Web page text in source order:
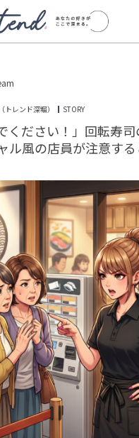
け original
RECOMMEND ARENA
姓の義務化は時代遅れの制度か
選択的夫婦別姓をめぐる世論の激
（SNSで話題）
OFFICIAL
tend Editorial Team
】ここ、日本です。北海道の『千
たいな絶景に「ハクが居そう」「
とSNSで大反響
（SNSで話題）
PEOPLE
tend Editorial Team
トレンド深堀） STORY
ください！」回転寿
ル風の店員が注意す